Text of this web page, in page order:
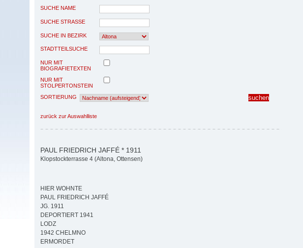
SUCHE NAME
SUCHE STRASSE
SUCHE IN BEZIRK
STADTTEILSUCHE
NUR MIT
BIOGRAFIETEXTEN
NUR MIT
STOLPERTONSTEIN
SORTIERUNG
zurück zur Auswahlliste
PAUL FRIEDRICH JAFFÉ * 1911
Klopstockterrasse 4 (Altona, Ottensen)
HIER WOHNTE
PAUL FRIEDRICH JAFFÉ
JG. 1911
DEPORTIERT 1941
LODZ
1942 CHELMNO
ERMORDET